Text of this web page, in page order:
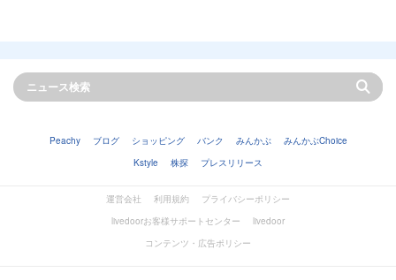
Peachy ブログ ショッピング バンク みんかぶ
みんかぶChoice
Kstyle
株探 プレスリリース
運営会社 利用規約
プライバシーポリシー
livedoorお客様サポートセンター
livedoor
コンテンツ・広告ポリシー